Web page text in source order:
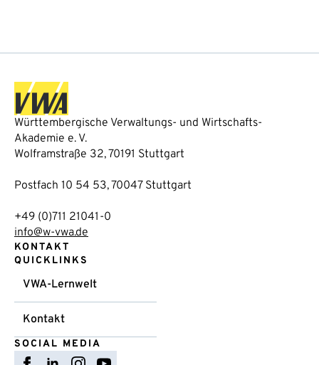
Württembergische Verwaltungs- und Wirtschafts-
Akademie e. V.
Wolframstraße 32, 70191 Stuttgart
Postfach 10 54 53, 70047 Stuttgart
+49 (0)711 21041-0
info@w-vwa.de
KONTAKT
QUICKLINKS
VWA-Lernwelt
Kontakt
SOCIAL MEDIA